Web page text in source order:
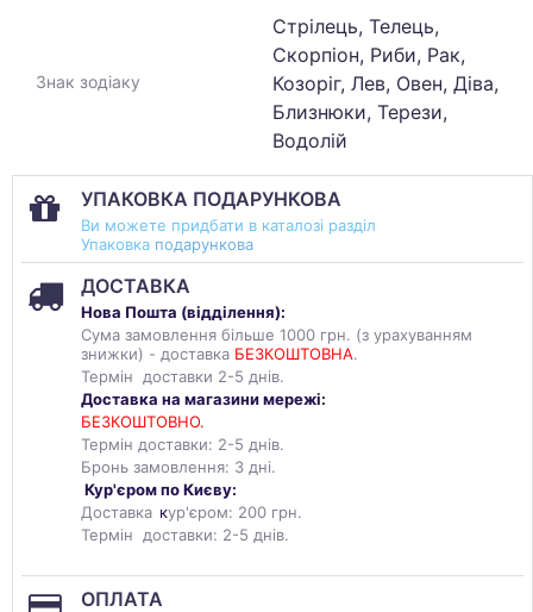
Знак зодіаку
Стрілець, Телець,
Скорпіон, Риби, Рак,
Козоріг, Лев, Овен, Діва,
Близнюки, Терези,
Водолій
УПАКОВКА ПОДАРУНКОВА
Ви можете придбати в каталозі разділ
Упаковка подарункова
ДОСТАВКА
Нова Пошта (відділення):
Сума замовлення більше 1000 грн. (з урахуванням
знижки) - доставка БЕЗКОШТОВНА.
Термін доставки 2-5 днів.
Доставка на магазини мережі:
БЕЗКОШТОВНО.
Термін доставки: 2-5 днів.
Бронь замовлення: 3 дні.
Кур'єром по Києву:
Доставка кур'єром: 200 грн.
Термін доставки: 2-5 днів.
ОПЛАТА